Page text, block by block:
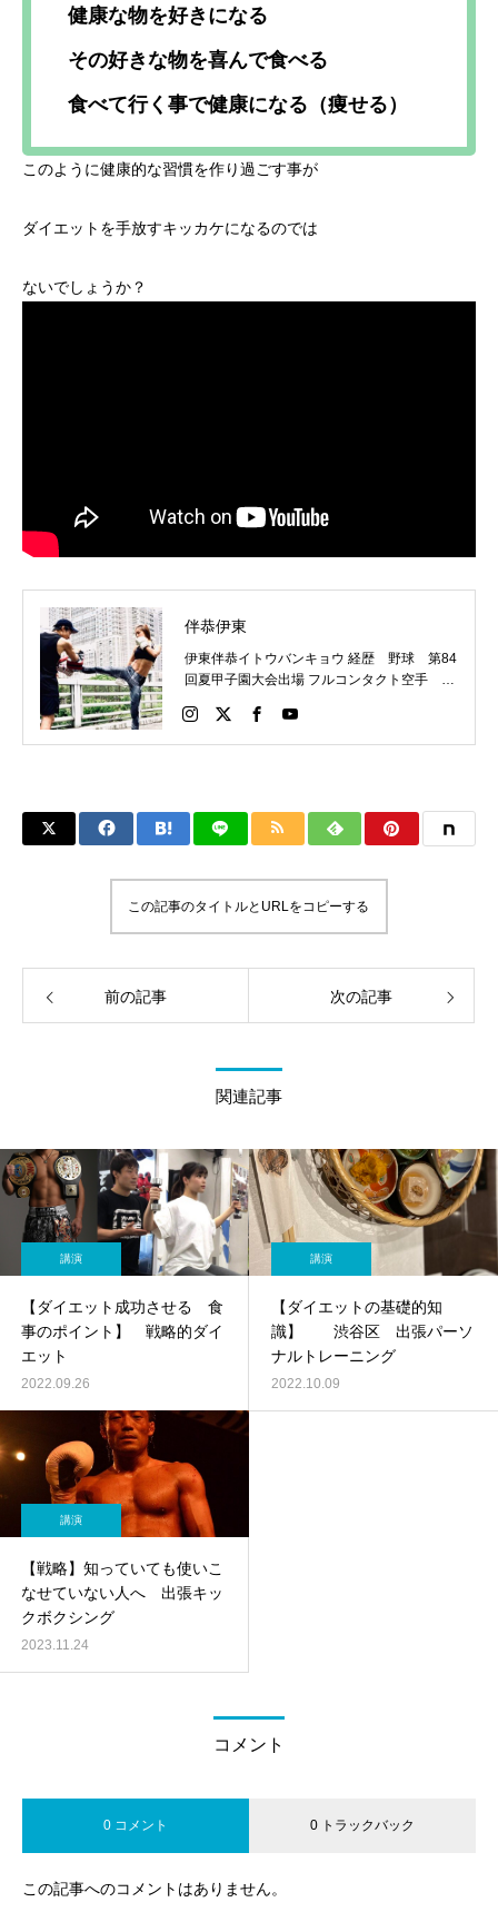
健康な物を好きになる
その好きな物を喜んで食べる
食べて行く事で健康になる（痩せる）
このように健康的な習慣を作り過ごす事が
ダイエットを手放すキッカケになるのでは
ないでしょうか？
伴恭伊東
伊東伴恭イトウバンキョウ 経歴 野球 第84
回夏甲子園大会出場 フルコンタクト空手 日
パーライト級新人王 FOKウェルター級王者
WMCライト級日本王者 トレーニング依頼は
この記事のタイトルとURLをコピーする
前の記事 次の記事
関連記事
講演
【ダイエット成功させる 食
事のポイント】 戦略的ダイ
エット
2022.09.26
講演
【ダイエットの基礎的知
識】 渋谷区 出張パーソ
ナルトレーニング
2022.10.09
講演
【戦略】知っていても使いこ
なせていない人へ 出張キッ
クボクシング
2023.11.24
コメント
0 コメント 0 トラックバック
この記事へのコメントはありません。